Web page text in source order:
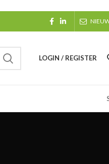
LOGIN / REGISTER